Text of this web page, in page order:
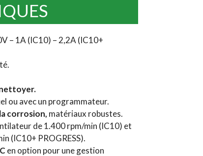
– 1A (IC10) – 2,2A (IC10+
ou avec un programmateur.
corrosion, matériaux robustes.
de 1.400 rpm/min (IC10) et
(IC10+ PROGRESS).
en option pour une gestion